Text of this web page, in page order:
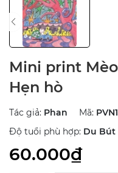
Mini print Mèo
Hẹn hò
Tác giả: Phan Mã:
Độ tuổi phù hợp: Du Bút
60.000₫